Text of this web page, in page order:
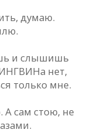
думаю.
и слышишь
нет,
только мне.
А сам стою, не